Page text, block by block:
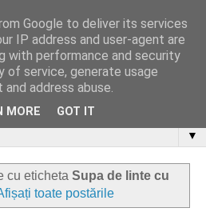
▼
cu eticheta Supa de linte cu
toate postările
Google to deliver its services
IP address and user-agent are
with performance and security
of service, generate usage
address abuse.
MORE GOT IT